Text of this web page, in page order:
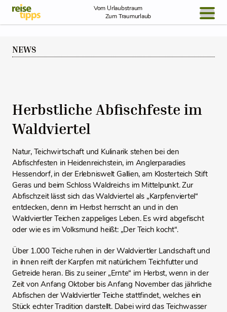
Skip to Content
Vom Urlaubstraum
Zum Traumurlaub
NEWS
Herbstliche Abfischfeste im
Waldviertel
Natur, Teichwirtschaft und Kulinarik stehen bei den
Abfischfesten in Heidenreichstein, im Anglerparadies
Hessendorf, in der Erlebniswelt Gallien, am Klosterteich Stift
Geras und beim Schloss Waldreichs im Mittelpunkt. Zur
Abfischzeit lässt sich das Waldviertel als „Karpfenviertel“
entdecken, denn im Herbst herrscht an und in den
Waldviertler Teichen zappeliges Leben. Es wird abgefischt
oder wie es im Volksmund heißt: „Der Teich kocht“.
Über 1.000 Teiche ruhen in der Waldviertler Landschaft und
in ihnen reift der Karpfen mit natürlichem Teichfutter und
Getreide heran. Bis zu seiner „Ernte“ im Herbst, wenn in der
Zeit von Anfang Oktober bis Anfang November das jährliche
Abfischen der Waldviertler Teiche stattfindet, welches ein
Stück echter Tradition darstellt. Dabei wird das Teichwasser